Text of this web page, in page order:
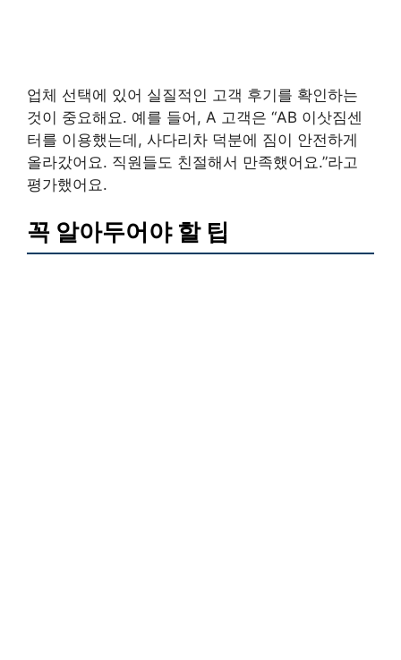
업체 선택에 있어 실질적인 고객 후기를 확인하는
것이 중요해요. 예를 들어, A 고객은 “AB 이삿짐센
터를 이용했는데, 사다리차 덕분에 짐이 안전하게
올라갔어요. 직원들도 친절해서 만족했어요.”라고
평가했어요.
꼭 알아두어야 할 팁